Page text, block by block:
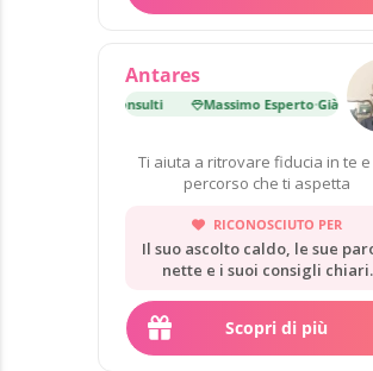
Antares
Già 43 000 consulti Massimo Esperto·Già 43
Ti aiuta a ritrovare fiducia in te
percorso che ti aspetta
RICONOSCIUTO PER
Il suo ascolto caldo, le sue
nette e i suoi consigli chiari.
Scopri di più